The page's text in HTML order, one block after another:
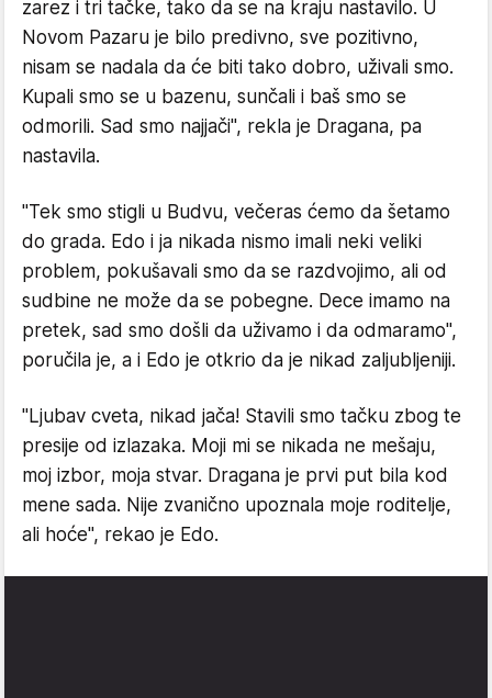
zarez i tri tačke, tako da se na kraju nastavilo. U
Novom Pazaru je bilo predivno, sve pozitivno,
nisam se nadala da će biti tako dobro, uživali smo.
Kupali smo se u bazenu, sunčali i baš smo se
odmorili. Sad smo najjači", rekla je Dragana, pa
nastavila.
"Tek smo stigli u Budvu, večeras ćemo da šetamo
do grada. Edo i ja nikada nismo imali neki veliki
problem, pokušavali smo da se razdvojimo, ali od
sudbine ne može da se pobegne. Dece imamo na
pretek, sad smo došli da uživamo i da odmaramo",
poručila je, a i Edo je otkrio da je nikad zaljubljeniji.
"Ljubav cveta, nikad jača! Stavili smo tačku zbog te
presije od izlazaka. Moji mi se nikada ne mešaju,
moj izbor, moja stvar. Dragana je prvi put bila kod
mene sada. Nije zvanično upoznala moje roditelje,
ali hoće", rekao je Edo.